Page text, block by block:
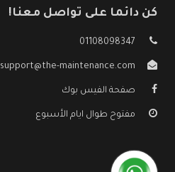
كن دائما على تواصل معنا!
01108098347
support@the-maintenance.com
صفحة الفيس بوك
مفتوح طوال ايام الأسبوع